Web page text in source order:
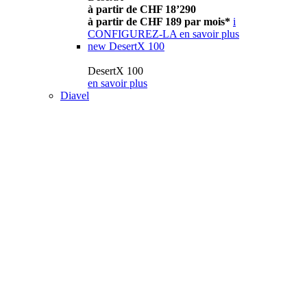
à partir de CHF 18’290
à partir de CHF 189 par mois* i
CONFIGUREZ-LA en savoir plus
new DesertX 100
DesertX 100
en savoir plus
Diavel